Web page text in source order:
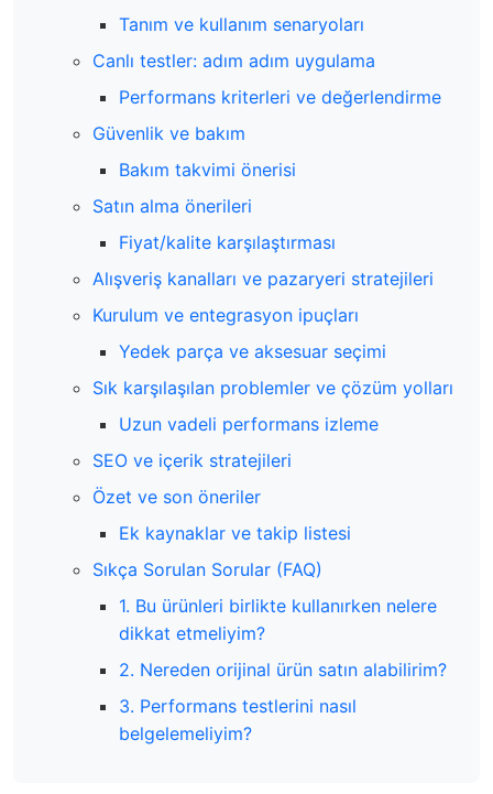
Tanım ve kullanım senaryoları
Canlı testler: adım adım uygulama
Performans kriterleri ve değerlendirme
Güvenlik ve bakım
Bakım takvimi önerisi
Satın alma önerileri
Fiyat/kalite karşılaştırması
Alışveriş kanalları ve pazaryeri stratejileri
Kurulum ve entegrasyon ipuçları
Yedek parça ve aksesuar seçimi
Sık karşılaşılan problemler ve çözüm yolları
Uzun vadeli performans izleme
SEO ve içerik stratejileri
Özet ve son öneriler
Ek kaynaklar ve takip listesi
Sıkça Sorulan Sorular (FAQ)
1. Bu ürünleri birlikte kullanırken nelere
dikkat etmeliyim?
2. Nereden orijinal ürün satın alabilirim?
3. Performans testlerini nasıl
belgelemeliyim?